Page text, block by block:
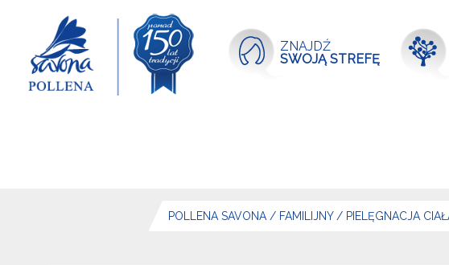
ZNAJDŹ
SWOJĄ STREFĘ
POLLENA SAVONA / FAMILIJNY/ PIELĘGNACJA